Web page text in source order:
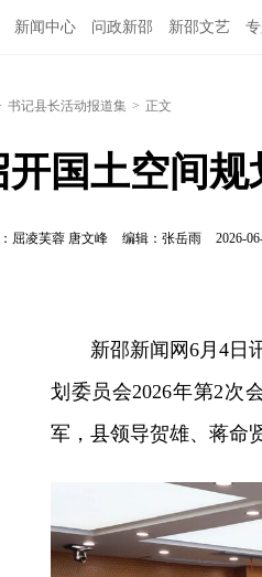
新闻中心 问政新邵 新邵文艺
书记县长活动报道集 > 正文
国土空间规
屈凌芙蓉 唐文峰 编辑：张岳雨 2026-
新邵新闻网6月4日
划委员会2026年第2次
军，县领导贺雄、蒋命